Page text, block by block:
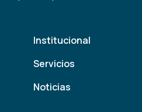
Institucional
Servicios
Noticias